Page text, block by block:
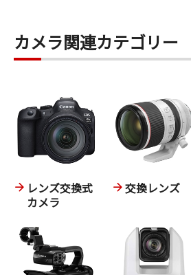
カメラ関連カテゴリー
レンズ交換式
カメラ
交換レンズ